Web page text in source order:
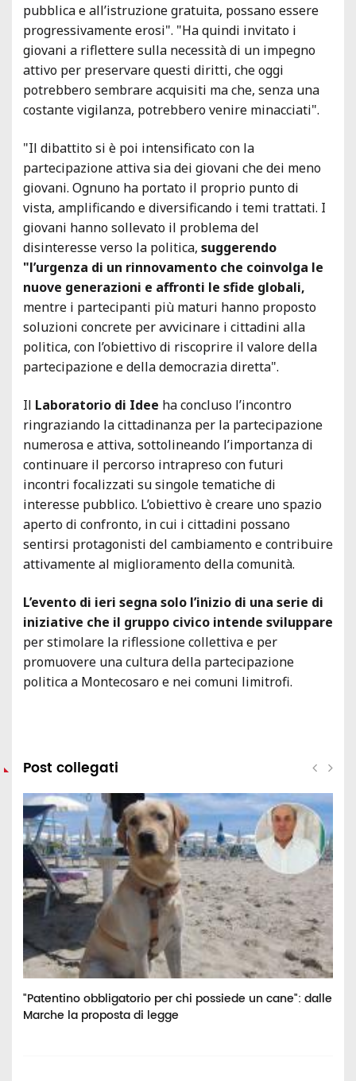
pubblica e all’istruzione gratuita, possano essere
progressivamente erosi". "Ha quindi invitato i
giovani a riflettere sulla necessità di un impegno
attivo per preservare questi diritti, che oggi
potrebbero sembrare acquisiti ma che, senza una
costante vigilanza, potrebbero venire minacciati".
"Il dibattito si è poi intensificato con la
partecipazione attiva sia dei giovani che dei meno
giovani. Ognuno ha portato il proprio punto di
vista, amplificando e diversificando i temi trattati. I
giovani hanno sollevato il problema del
disinteresse verso la politica, suggerendo
"l’urgenza di un rinnovamento che coinvolga le
nuove generazioni e affronti le sfide globali,
mentre i partecipanti più maturi hanno proposto
soluzioni concrete per avvicinare i cittadini alla
politica, con l’obiettivo di riscoprire il valore della
partecipazione e della democrazia diretta".
Il Laboratorio di Idee ha concluso l’incontro
ringraziando la cittadinanza per la partecipazione
numerosa e attiva, sottolineando l’importanza di
continuare il percorso intrapreso con futuri
incontri focalizzati su singole tematiche di
interesse pubblico. L’obiettivo è creare uno spazio
aperto di confronto, in cui i cittadini possano
sentirsi protagonisti del cambiamento e contribuire
attivamente al miglioramento della comunità.
L’evento di ieri segna solo l’inizio di una serie di
iniziative che il gruppo civico intende sviluppare
per stimolare la riflessione collettiva e per
promuovere una cultura della partecipazione
politica a Montecosaro e nei comuni limitrofi.
Post collegati
"Patentino obbligatorio per chi possiede un cane": dalle
Marche la proposta di legge